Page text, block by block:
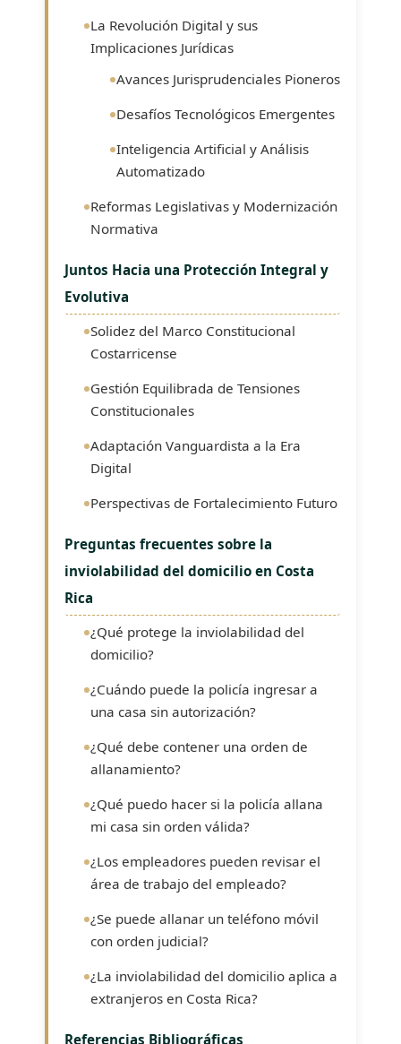
La Revolución Digital y sus
Implicaciones Jurídicas
Avances Jurisprudenciales Pioneros
Desafíos Tecnológicos Emergentes
Inteligencia Artificial y Análisis
Automatizado
Reformas Legislativas y Modernización
Normativa
Juntos Hacia una Protección Integral y
Evolutiva
Solidez del Marco Constitucional
Costarricense
Gestión Equilibrada de Tensiones
Constitucionales
Adaptación Vanguardista a la Era
Digital
Perspectivas de Fortalecimiento Futuro
Preguntas frecuentes sobre la
inviolabilidad del domicilio en Costa
Rica
¿Qué protege la inviolabilidad del
domicilio?
¿Cuándo puede la policía ingresar a
una casa sin autorización?
¿Qué debe contener una orden de
allanamiento?
¿Qué puedo hacer si la policía allana
mi casa sin orden válida?
¿Los empleadores pueden revisar el
área de trabajo del empleado?
¿Se puede allanar un teléfono móvil
con orden judicial?
¿La inviolabilidad del domicilio aplica a
extranjeros en Costa Rica?
Referencias Bibliográficas